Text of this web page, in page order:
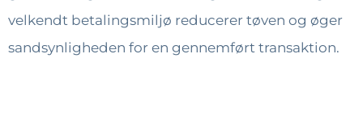
velkendt betalingsmiljø reducerer tøven og øger
sandsynligheden for en gennemført transaktion.